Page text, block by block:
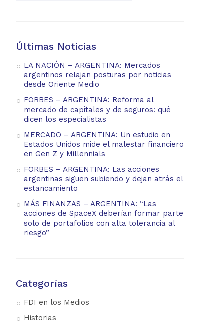
Últimas Noticias
LA NACIÓN – ARGENTINA: Mercados
argentinos relajan posturas por noticias
desde Oriente Medio
FORBES – ARGENTINA: Reforma al
mercado de capitales y de seguros: qué
dicen los especialistas
MERCADO – ARGENTINA: Un estudio en
Estados Unidos mide el malestar financiero
en Gen Z y Millennials
FORBES – ARGENTINA: Las acciones
argentinas siguen subiendo y dejan atrás el
estancamiento
MÁS FINANZAS – ARGENTINA: “Las
acciones de SpaceX deberían formar parte
solo de portafolios con alta tolerancia al
riesgo”
Categorías
FDI en los Medios
Historias